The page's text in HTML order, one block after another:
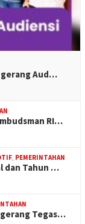
Aud…
RI…
PEMERINTAHAN
dan Tahun …
Tegas…